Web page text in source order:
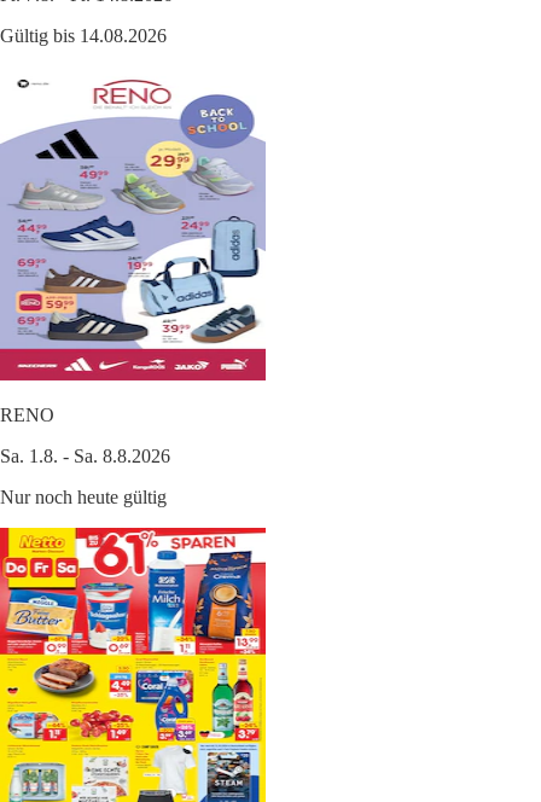
Gültig bis 14.08.2026
RENO
Sa. 1.8. - Sa. 8.8.2026
Nur noch heute gültig